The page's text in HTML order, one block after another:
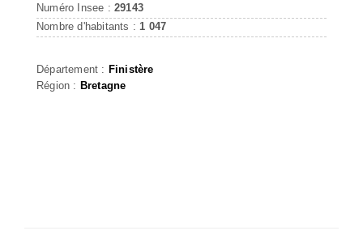
Numéro Insee : 29143
Nombre d'habitants : 1 047
Département : Finistère
Région : Bretagne